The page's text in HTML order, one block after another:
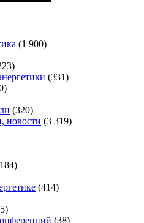
(1 900)
(331)
(320)
новости (3 319)
(414)
(38)